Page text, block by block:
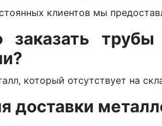
клиентов мы
заказать
который отсутствует на
доставки